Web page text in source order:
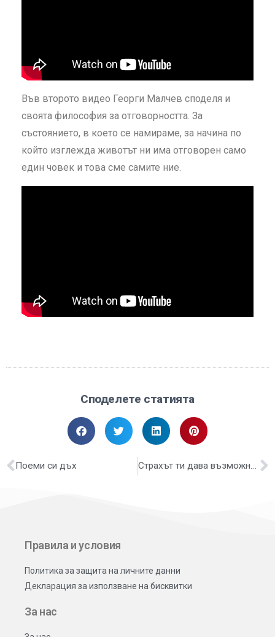
Във второто видео Георги Малчев споделя и
своята философия за отговорността. За
състоянието, в което се намираме, за начина по
който изглежда животът ни има отговорен само
един човек и това сме самите ние.
Споделете статията
Поеми си дъх Страхът ти дава възможност да се „разтегнеш“
Правила и условия
Политика за защита на личните данни
Декларация за използване на бисквитки
За нас